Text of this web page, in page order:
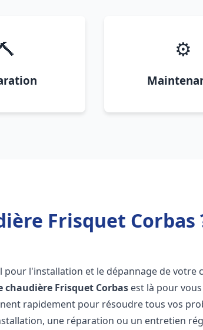
⚙️
Frisquet Corbas
l'installation et le dépannage de votre
Frisquet Corbas est là pour
rapidement pour résoudre tous vos
une réparation ou un entretien